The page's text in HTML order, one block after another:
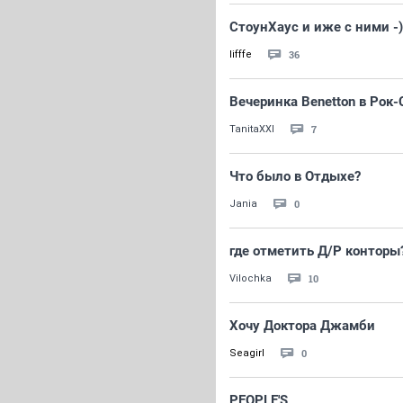
СтоунХаус и иже с ними -)
lifffe 36
Вечеринка Benetton в Рок-
TanitaXXI 7
Что было в Отдыхе?
Jania 0
где отметить Д/Р
Vilochka 10
Хочу Доктора Джамби
Seagirl 0